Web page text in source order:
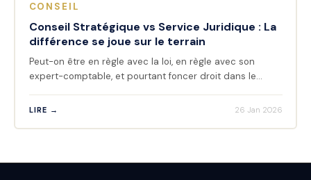
CONSEIL
Conseil Stratégique vs Service Juridique : La
différence se joue sur le terrain
Peut-on être en règle avec la loi, en règle avec son
expert-comptable, et pourtant foncer droit dans le…
LIRE → 26 Jan 2026